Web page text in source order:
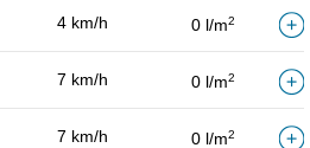
4 km/h 0 l/m2
7 km/h 0 l/m2
7 km/h 0 l/m2